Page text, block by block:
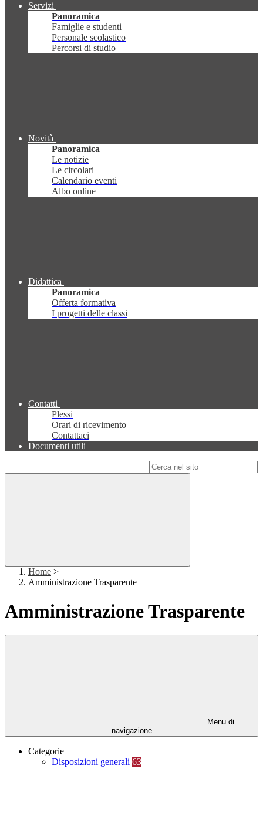
Servizi
Panoramica
Famiglie e studenti
Personale scolastico
Percorsi di studio
Novità
Panoramica
Le notizie
Le circolari
Calendario eventi
Albo online
Didattica
Panoramica
Offerta formativa
I progetti delle classi
Contatti
Plessi
Orari di ricevimento
Contattaci
Documenti utili
Home >
Amministrazione Trasparente
Amministrazione Trasparente
Menu di
navigazione
Categorie
Disposizioni generali 63